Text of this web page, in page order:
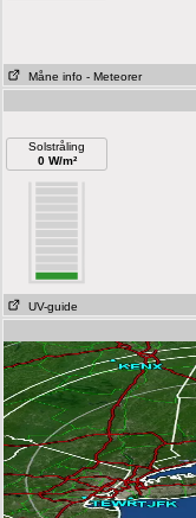
Måne info - Meteorer
Solstråling
0 W/m²
UV-guide